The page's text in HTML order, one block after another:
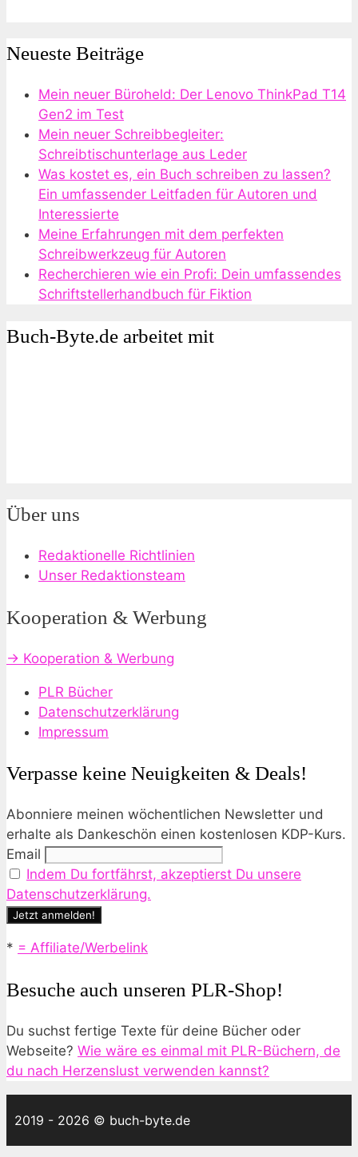
Neueste Beiträge
Mein neuer Büroheld: Der Lenovo ThinkPad T14
Gen2 im Test
Mein neuer Schreibbegleiter:
Schreibtischunterlage aus Leder
Was kostet es, ein Buch schreiben zu lassen?
Ein umfassender Leitfaden für Autoren und
Interessierte
Meine Erfahrungen mit dem perfekten
Schreibwerkzeug für Autoren
Recherchieren wie ein Profi: Dein umfassendes
Schriftstellerhandbuch für Fiktion
Buch-Byte.de arbeitet mit
Über uns
Redaktionelle Richtlinien
Unser Redaktionsteam
Kooperation & Werbung
→ Kooperation & Werbung
PLR Bücher
Datenschutzerklärung
Impressum
Verpasse keine Neuigkeiten & Deals!
Abonniere meinen wöchentlichen Newsletter und
erhalte als Dankeschön einen kostenlosen KDP-Kurs.
Email
Indem Du fortfährst, akzeptierst Du unsere
Datenschutzerklärung.
* = Affiliate/Werbelink
Besuche auch unseren PLR-Shop!
Du suchst fertige Texte für deine Bücher oder
Webseite? Wie wäre es einmal mit PLR-Büchern, de
du nach Herzenslust verwenden kannst?
2019 - 2026 © buch-byte.de